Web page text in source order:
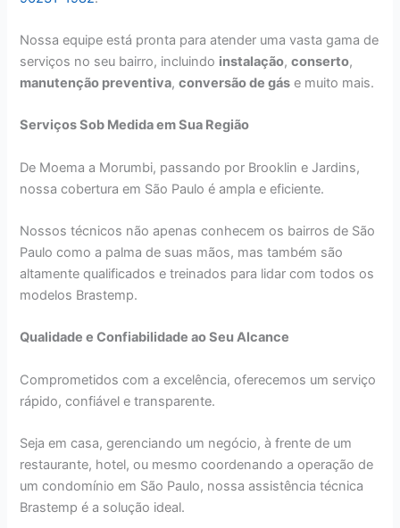
Nossa equipe está pronta para atender uma vasta gama de
serviços no seu bairro, incluindo instalação,conserto,
manutenção preventiva,conversão de gás e muito mais.
Serviços Sob Medida em Sua Região
De Moema a Morumbi, passando por Brooklin e Jardins,
nossa cobertura em São Paulo é ampla e eficiente.
Nossos técnicos não apenas conhecem os bairros de São
Paulo como a palma de suas mãos, mas também são
altamente qualificados e treinados para lidar com todos os
modelos Brastemp.
Qualidade e Confiabilidade ao Seu Alcance
Comprometidos com a excelência, oferecemos um serviço
rápido, confiável e transparente.
Seja em casa, gerenciando um negócio, à frente de um
restaurante, hotel, ou mesmo coordenando a operação de
um condomínio em São Paulo, nossa assistência técnica
Brastemp é a solução ideal.